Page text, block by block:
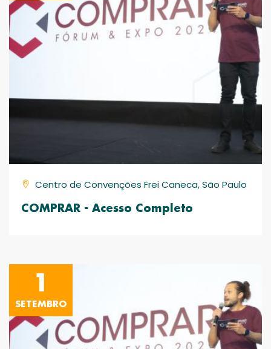
Centro de Convenções Frei Caneca, São Paulo
COMPRAR - Acesso Completo
1
SETEMBRO